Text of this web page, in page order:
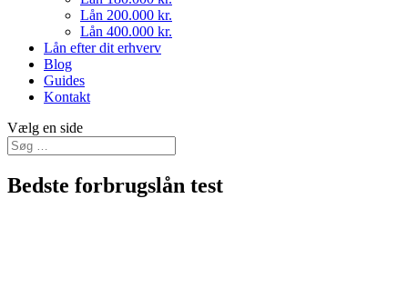
Lån 200.000 kr.
Lån 400.000 kr.
Lån efter dit erhverv
Blog
Guides
Kontakt
Vælg en side
Bedste forbrugslån test